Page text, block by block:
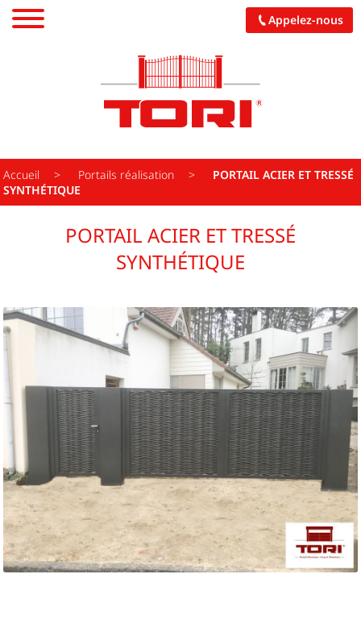
Appelez-nous
CARPORTS
PERGOLAS
GARAGES
CUISINES
MOTORISATIONS
RÉALISATIONS
SHOWROOM
DEVIS &
CONTACT
Accueil Portails réalisation
PORTAIL ACIER ET TRESSÉ
SYNTHÉTIQUE
PORTAIL ACIER ET TRESSÉ
SYNTHÉTIQUE